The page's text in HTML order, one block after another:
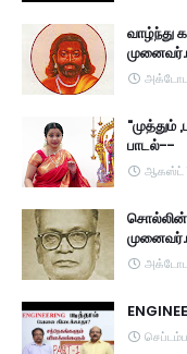
வாழ்ந்து
"முத்தும்
பாடல்--
ஆகஸ்ட்
சொல்லின்